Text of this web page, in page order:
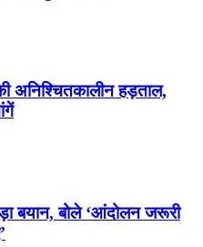
अनिश्चितकालीन हड़ताल,
बयान, बोले ‘आंदोलन जरूरी